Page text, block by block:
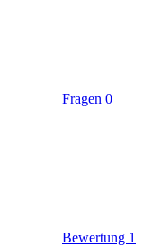
Fragen 0
Bewertung 1